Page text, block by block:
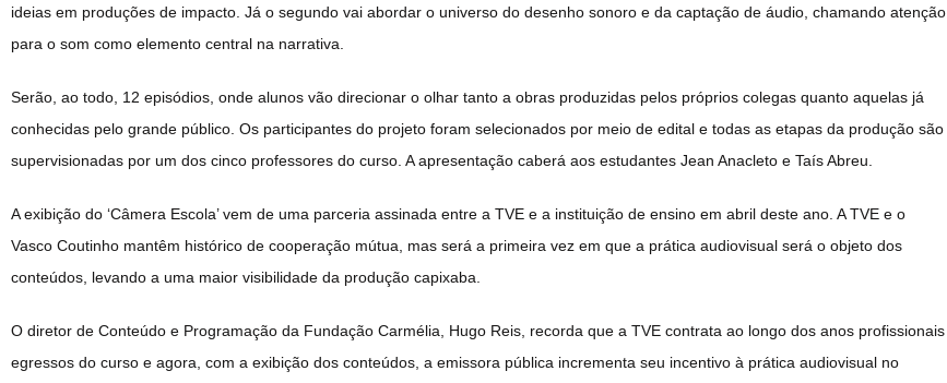
ideias em produções de impacto. Já o segundo vai abordar o universo do desenho sonoro e da captação de áudio, chamando atenção
para o som como elemento central na narrativa.
Serão, ao todo, 12 episódios, onde alunos vão direcionar o olhar tanto a obras produzidas pelos próprios colegas quanto aquelas já
conhecidas pelo grande público. Os participantes do projeto foram selecionados por meio de edital e todas as etapas da produção são
supervisionadas por um dos cinco professores do curso. A apresentação caberá aos estudantes Jean Anacleto e Taís Abreu.
A exibição do ‘Câmera Escola’ vem de uma parceria assinada entre a TVE e a instituição de ensino em abril deste ano. A TVE e o
Vasco Coutinho mantêm histórico de cooperação mútua, mas será a primeira vez em que a prática audiovisual será o objeto dos
conteúdos, levando a uma maior visibilidade da produção capixaba.
O diretor de Conteúdo e Programação da Fundação Carmélia, Hugo Reis, recorda que a TVE contrata ao longo dos anos profissionais
egressos do curso e agora, com a exibição dos conteúdos, a emissora pública incrementa seu incentivo à prática audiovisual no